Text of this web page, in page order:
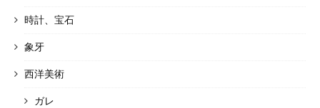
時計、宝石
象牙
西洋美術
ガレ